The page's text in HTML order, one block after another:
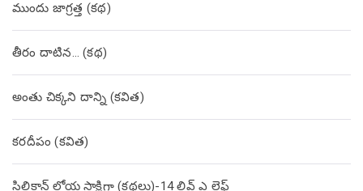
ముందు జాగ్రత్త (క‌థ‌)
తీరం దాటిన… (క‌థ‌)
అంతు చిక్కని దాన్ని (కవిత)
కరదీపం (కవిత)
సిలికాన్ లోయ సాక్షిగా (కథలు)-14 లివ్ ఎ లైఫ్